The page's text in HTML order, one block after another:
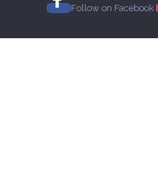
Follow on Facebook